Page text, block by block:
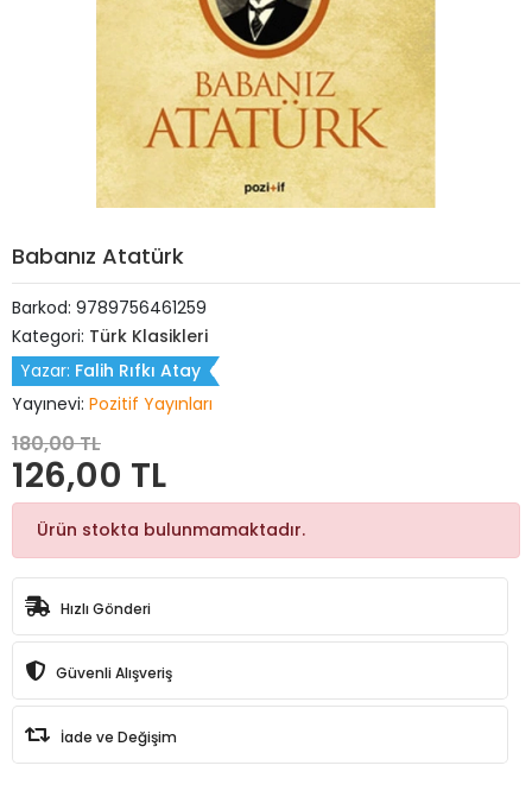
Babanız Atatürk
Barkod: 9789756461259
Kategori: Türk Klasikleri
Yazar: Falih Rıfkı Atay
Yayınevi: Pozitif Yayınları
180,00 TL
126,00 TL
Ürün stokta bulunmamaktadır.
Hızlı Gönderi
Güvenli Alışveriş
İade ve Değişim